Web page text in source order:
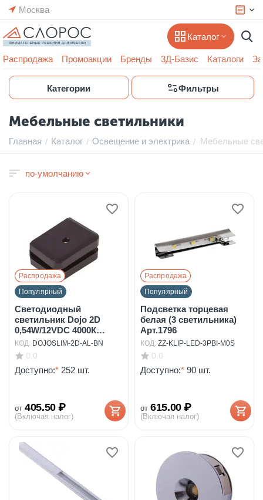
Москва
Каталог
Распродажа Промоакции Бренды 3Д-Базис Каталоги
Категории Фильтры
Мебельные светильники
Главная / Каталог / Освещение и электрика / Мебельные
по-умолчанию
Распродажа
Популярный
Светодиодный
светильник Dojo 2D
0,54W/12VDC 4000К
пластик...
КОД: DOJOSLIM-2D-AL-BN
0.0
Доступно:* 252 шт.
от 405.50 ₽
(Включая налог)
Распродажа
Популярный
Подсветка торцевая
белая (3 светильника)
Арт.1796
КОД: ZZ-KLIP-LED-3PBI-M0S
0.0
Доступно:* 90 шт.
от 615.00 ₽
(Включая налог)